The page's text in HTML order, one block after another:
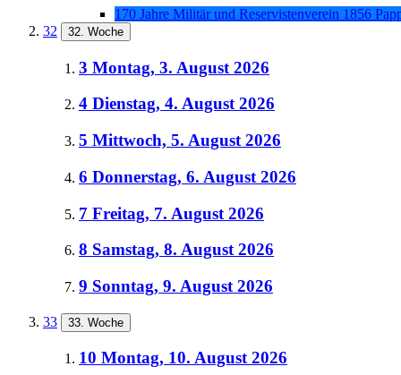
170 Jahre Militär und Reservistenverein 1856
32
32. Woche
3 Montag, 3. August 2026
4 Dienstag, 4. August 2026
5 Mittwoch, 5. August 2026
6 Donnerstag, 6. August 2026
7 Freitag, 7. August 2026
8 Samstag, 8. August 2026
9 Sonntag, 9. August 2026
33 33. Woche
10 Montag, 10. August 2026